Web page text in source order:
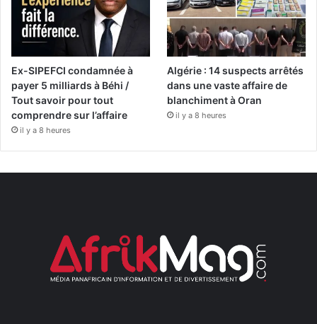
Ex-SIPEFCI condamnée à
payer 5 milliards à Béhi /
Tout savoir pour tout
comprendre sur l’affaire
il y a 8 heures
Algérie : 14 suspects arrêtés
dans une vaste affaire de
blanchiment à Oran
il y a 8 heures